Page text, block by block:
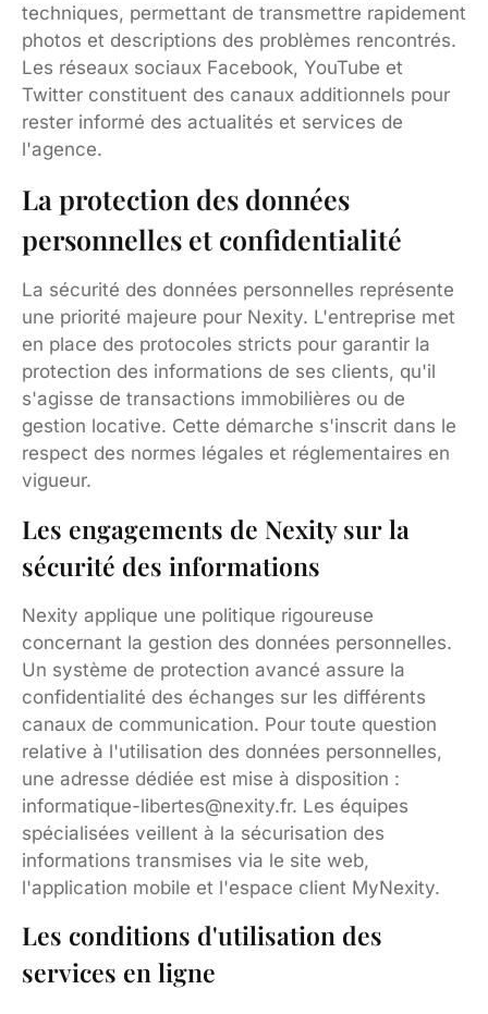
techniques, permettant de transmettre rapidement
photos et descriptions des problèmes rencontrés.
Les réseaux sociaux Facebook, YouTube et
Twitter constituent des canaux additionnels pour
rester informé des actualités et services de
l'agence.
La protection des données
personnelles et confidentialité
La sécurité des données personnelles représente
une priorité majeure pour Nexity. L'entreprise met
en place des protocoles stricts pour garantir la
protection des informations de ses clients, qu'il
s'agisse de transactions immobilières ou de
gestion locative. Cette démarche s'inscrit dans le
respect des normes légales et réglementaires en
vigueur.
Les engagements de Nexity sur la
sécurité des informations
Nexity applique une politique rigoureuse
concernant la gestion des données personnelles.
Un système de protection avancé assure la
confidentialité des échanges sur les différents
canaux de communication. Pour toute question
relative à l'utilisation des données personnelles,
une adresse dédiée est mise à disposition :
informatique-libertes@nexity.fr. Les équipes
spécialisées veillent à la sécurisation des
informations transmises via le site web,
l'application mobile et l'espace client MyNexity.
Les conditions d'utilisation des
services en ligne